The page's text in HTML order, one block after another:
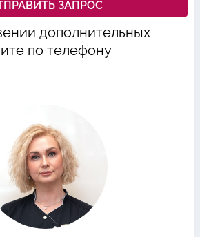
дополнительных
по телефону